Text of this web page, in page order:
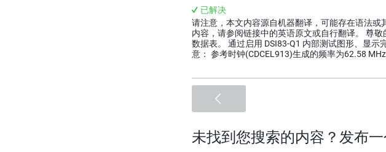
已解决
请注意，本文内容源自机器翻译，可能存在语法或
内容，请参阅链接中的英语原文或自行翻译。 尊
数据表。 通过启用 DSI83-Q1 内部测试图形、显示
意： 参考时钟(CDCEL913)生成的频率为62.58
未找到您搜索的内容？发布一